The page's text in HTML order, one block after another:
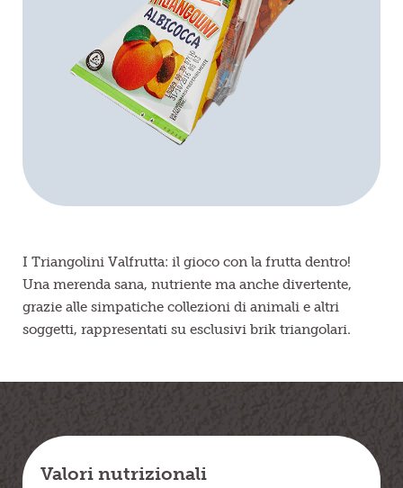
Frutta in pezzi
Polpe di frutta
I Triangolini Valfrutta: il gioco con la frutta dentro!
Una merenda sana, nutriente ma anche divertente,
grazie alle simpatiche collezioni di animali e altri
soggetti, rappresentati su esclusivi brik triangolari.
Valori nutrizionali